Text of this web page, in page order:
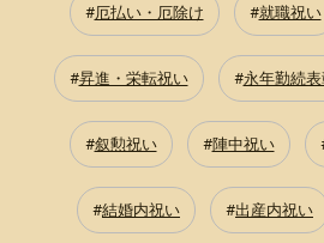
厄払い・厄除け 就職祝い
昇進・栄転祝い 永年勤続表
叙勲祝い 陣中祝い
結婚内祝い 出産内祝い